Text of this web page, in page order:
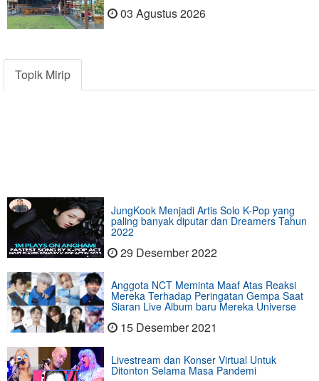
03 Agustus 2026
Topik Mirip
JungKook Menjadi Artis Solo K-Pop yang
paling banyak diputar dan Dreamers Tahun
2022
29 Desember 2022
Anggota NCT Meminta Maaf Atas Reaksi
Mereka Terhadap Peringatan Gempa Saat
Siaran Live Album baru Mereka Universe
15 Desember 2021
Livestream dan Konser Virtual Untuk
Ditonton Selama Masa Pandemi